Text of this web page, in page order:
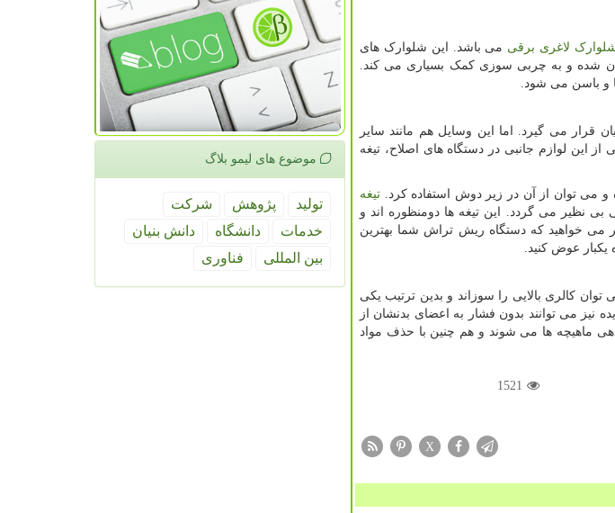
لاغری برقی می باشد. این شلوارک های
شده و به چربی سوزی کمک بسیاری می کند.
و باسن می شود.
قرار می گیرد. اما این وسایل هم مانند سایر
این لوازم جانبی در دستگاه های اصلاح، تیغه
توان از آن در زیر دوش استفاده کرد. تیغه
نظیر می گردد. این تیغه ها دومنظوره اند و
می خواهید که دستگاه ریش تراش شما بهترین
کالری بالایی را سوزاند و بدین ترتیب یکی
نیز می توانند بدون فشار به اعضای بدنشان از
ماهیچه ها می شوند و هم چنین با حذف مواد
1521
X
موضوع های لیمو بلاگ
تولید پژوهش
شركت
خدمات
دانشگاه
دانش بنیان
بین المللی
فناوری